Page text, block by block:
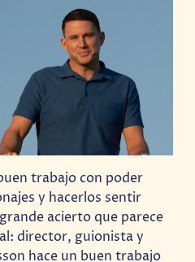
trabajo con poder
y hacerlos sentir
acierto que parece
director, guionista y
hace un buen trabajo